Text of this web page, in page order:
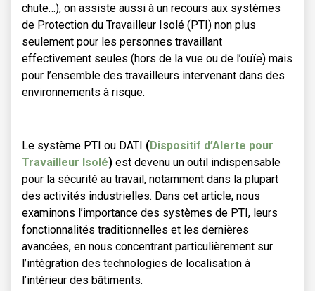
chute…), on assiste aussi à un recours aux systèmes
de Protection du Travailleur Isolé (PTI) non plus
seulement pour les personnes travaillant
effectivement seules (hors de la vue ou de l’ouïe) mais
pour l’ensemble des travailleurs intervenant dans des
environnements à risque.
Le système PTI ou DATI (Dispositif d’Alerte pour
Travailleur Isolé) est devenu un outil indispensable
pour la sécurité au travail, notamment dans la plupart
des activités industrielles. Dans cet article, nous
examinons l’importance des systèmes de PTI, leurs
fonctionnalités traditionnelles et les dernières
avancées, en nous concentrant particulièrement sur
l’intégration des technologies de localisation à
l’intérieur des bâtiments.